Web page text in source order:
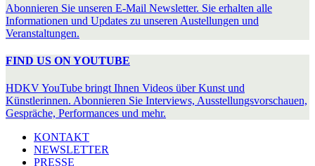
Abonnieren Sie unseren E-Mail Newsletter. Sie erhalten alle
Informationen und Updates zu unseren Austellungen und
Veranstaltungen.
FIND US ON YOUTUBE
HDKV YouTube bringt Ihnen Videos über Kunst und
Künstlerinnen. Abonnieren Sie Interviews, Ausstellungsvorschauen,
Gespräche, Performances und mehr.
KONTAKT
NEWSLETTER
PRESSE